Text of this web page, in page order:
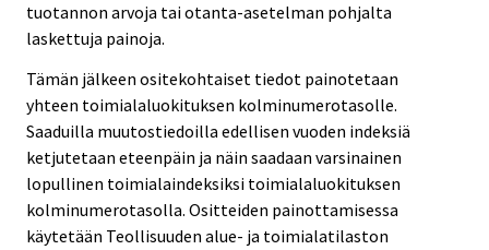
tuotannon arvoja tai otanta-asetelman pohjalta
laskettuja painoja.
Tämän jälkeen ositekohtaiset tiedot painotetaan
yhteen toimialaluokituksen kolminumerotasolle.
Saaduilla muutostiedoilla edellisen vuoden indeksiä
ketjutetaan eteenpäin ja näin saadaan varsinainen
lopullinen toimialaindeksiksi toimialaluokituksen
kolminumerotasolla. Ositteiden painottamisessa
käytetään Teollisuuden alue- ja toimialatilaston